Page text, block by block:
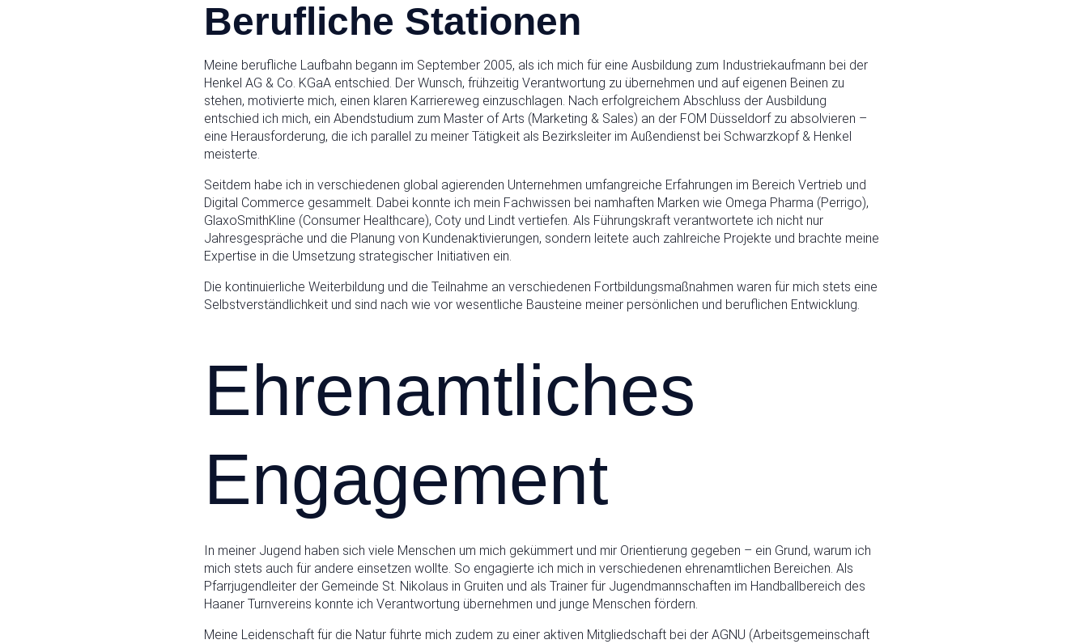
Berufliche Stationen
Meine berufliche Laufbahn begann im September 2005, als ich mich für eine Ausbildung zum Industriekaufmann bei der
Henkel AG & Co. KGaA entschied. Der Wunsch, frühzeitig Verantwortung zu übernehmen und auf eigenen Beinen zu
stehen, motivierte mich, einen klaren Karriereweg einzuschlagen. Nach erfolgreichem Abschluss der Ausbildung
entschied ich mich, ein Abendstudium zum Master of Arts (Marketing & Sales) an der FOM Düsseldorf zu absolvieren –
eine Herausforderung, die ich parallel zu meiner Tätigkeit als Bezirksleiter im Außendienst bei Schwarzkopf & Henkel
meisterte.
Seitdem habe ich in verschiedenen global agierenden Unternehmen umfangreiche Erfahrungen im Bereich Vertrieb und
Digital Commerce gesammelt. Dabei konnte ich mein Fachwissen bei namhaften Marken wie Omega Pharma (Perrigo),
GlaxoSmithKline (Consumer Healthcare), Coty und Lindt vertiefen. Als Führungskraft verantwortete ich nicht nur
Jahresgespräche und die Planung von Kundenaktivierungen, sondern leitete auch zahlreiche Projekte und brachte meine
Expertise in die Umsetzung strategischer Initiativen ein.
Die kontinuierliche Weiterbildung und die Teilnahme an verschiedenen Fortbildungsmaßnahmen waren für mich stets eine
Selbstverständlichkeit und sind nach wie vor wesentliche Bausteine meiner persönlichen und beruflichen Entwicklung.
Ehrenamtliches
Engagement
In meiner Jugend haben sich viele Menschen um mich gekümmert und mir Orientierung gegeben – ein Grund, warum ich
mich stets auch für andere einsetzen wollte. So engagierte ich mich in verschiedenen ehrenamtlichen Bereichen. Als
Pfarrjugendleiter der Gemeinde St. Nikolaus in Gruiten und als Trainer für Jugendmannschaften im Handballbereich des
Haaner Turnvereins konnte ich Verantwortung übernehmen und junge Menschen fördern.
Meine Leidenschaft für die Natur führte mich zudem zu einer aktiven Mitgliedschaft bei der AGNU (Arbeitsgemeinschaft